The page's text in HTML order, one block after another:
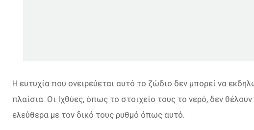
Η ευτυχία που ονειρεύεται αυτό το ζώδιο δεν μπορεί να
πλαίσια. Οι Ιχθύες, όπως το στοιχείο τους το νερό, δεν
ελεύθερα με τον δικό τους ρυθμό όπως αυτό.